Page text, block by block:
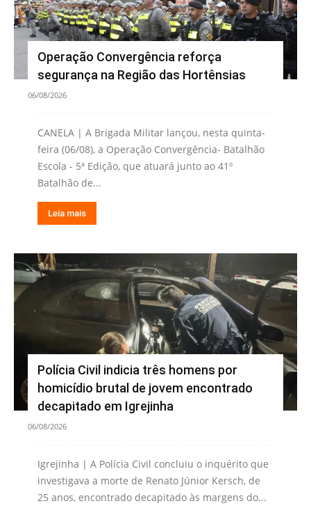
Operação Convergência reforça
segurança na Região das Hortênsias
06/08/2026
CANELA | A Brigada Militar lançou, nesta quinta-
feira (06/08), a Operação Convergência- Batalhão
Escola - 5ª Edição, que atuará junto ao 41º
Batalhão de...
Leia mais
Polícia Civil indicia três homens por
homicídio brutal de jovem encontrado
decapitado em Igrejinha
06/08/2026
Igrejinha | A Polícia Civil concluiu o inquérito que
investigava a morte de Renato Júnior Kersch, de
25 anos, encontrado decapitado às margens do...